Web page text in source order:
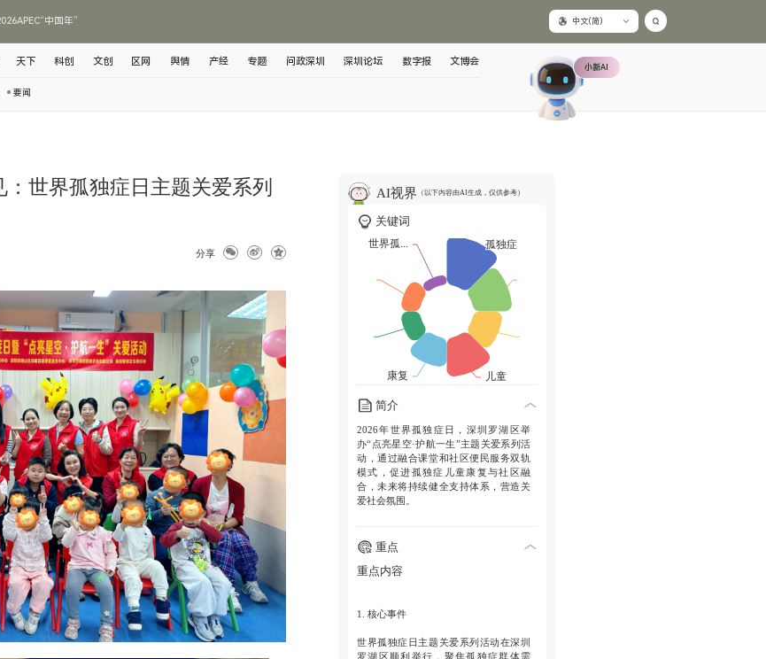
中国年” 中文(简)
要闻
天下 科创 文创 区网 舆情 产经 专题 问政深圳 深圳论坛 数字报 文博会 小新AI
世界孤独症日主题关爱系列
分享
AI视界 （以下内容由AI生成，仅供参考）
关键词
简介
2026年世界孤独症日，深圳罗湖区举
办“点亮星空·护航一生”主题关爱系列活
动，通过融合课堂和社区便民服务双轨
模式，促进孤独症儿童康复与社区融
合，未来将持续健全支持体系，营造关
爱社会氛围。
重点
重点内容
1. 核心事件
世界孤独症日主题关爱系列活动在深圳
罗湖区顺利举行，聚焦孤独症群体需